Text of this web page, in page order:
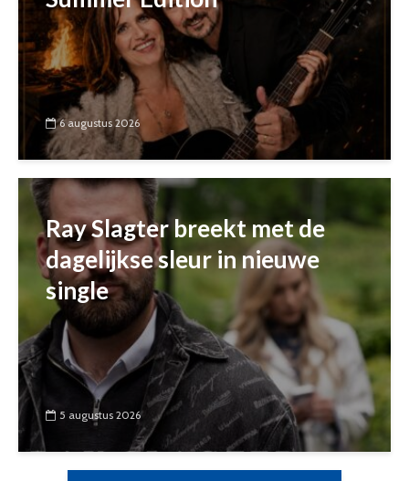
6 augustus 2026
Ray Slagter breekt met de
dagelijkse sleur in nieuwe
single
5 augustus 2026